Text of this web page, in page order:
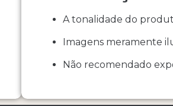
A tonalidade do
Imagens meramente
Não recomendado